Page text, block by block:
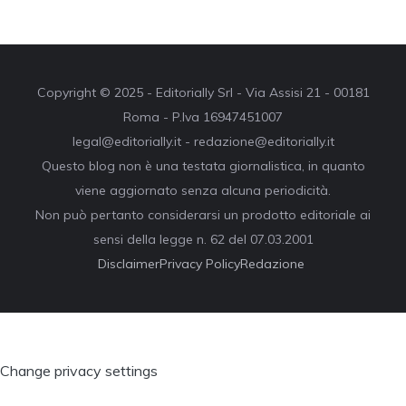
Copyright © 2025 - Editorially Srl - Via Assisi 21 - 00181
Roma - P.Iva 16947451007
legal@editorially.it - redazione@editorially.it
Questo blog non è una testata giornalistica, in quanto
viene aggiornato senza alcuna periodicità.
Non può pertanto considerarsi un prodotto editoriale ai
sensi della legge n. 62 del 07.03.2001
DisclaimerPrivacy PolicyRedazione
Change privacy settings